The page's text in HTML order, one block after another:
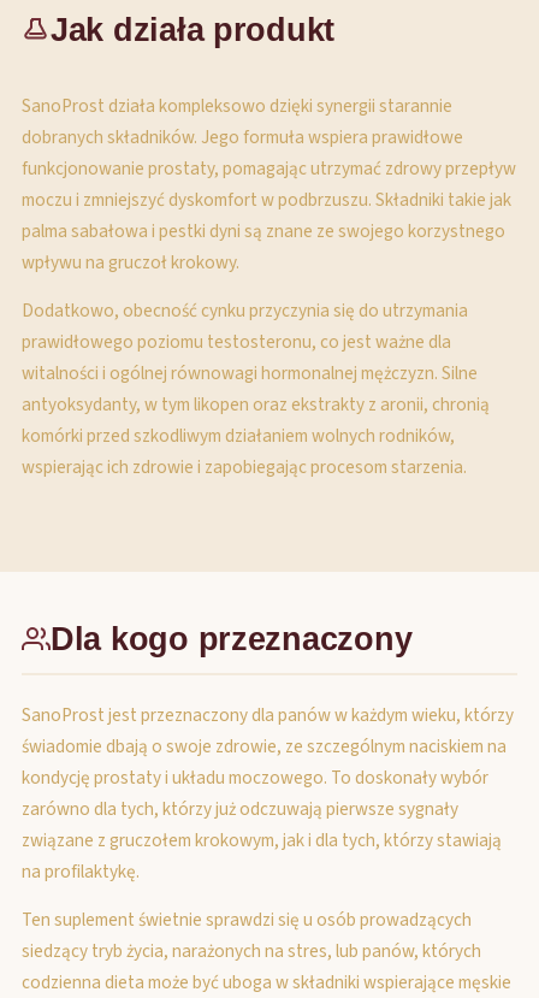
Jak działa produkt
SanoProst działa kompleksowo dzięki synergii starannie
dobranych składników. Jego formuła wspiera prawidłowe
funkcjonowanie prostaty, pomagając utrzymać zdrowy przepływ
moczu i zmniejszyć dyskomfort w podbrzuszu. Składniki takie jak
palma sabałowa i pestki dyni są znane ze swojego korzystnego
wpływu na gruczoł krokowy.
Dodatkowo, obecność cynku przyczynia się do utrzymania
prawidłowego poziomu testosteronu, co jest ważne dla
witalności i ogólnej równowagi hormonalnej mężczyzn. Silne
antyoksydanty, w tym likopen oraz ekstrakty z aronii, chronią
komórki przed szkodliwym działaniem wolnych rodników,
wspierając ich zdrowie i zapobiegając procesom starzenia.
Dla kogo przeznaczony
SanoProst jest przeznaczony dla panów w każdym wieku, którzy
świadomie dbają o swoje zdrowie, ze szczególnym naciskiem na
kondycję prostaty i układu moczowego. To doskonały wybór
zarówno dla tych, którzy już odczuwają pierwsze sygnały
związane z gruczołem krokowym, jak i dla tych, którzy stawiają
na profilaktykę.
Ten suplement świetnie sprawdzi się u osób prowadzących
siedzący tryb życia, narażonych na stres, lub panów, których
codzienna dieta może być uboga w składniki wspierające męskie